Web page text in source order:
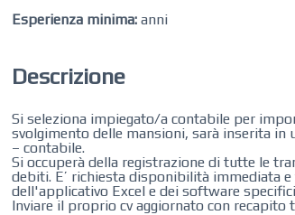
Esperienza minima: anni
Descrizione
Si seleziona impiegato/a contabile per
svolgimento delle mansioni, sarà inserita
– contabile.
Si occuperà della registrazione di tutte le
debiti. E’ richiesta disponibilità immediata
dell'applicativo Excel e dei software
Inviare il proprio cv aggiornato con recapito